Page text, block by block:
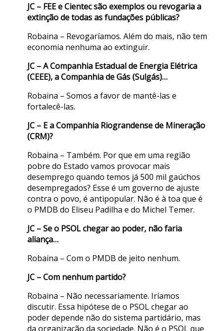
JC – FEE e Cientec são exemplos ou revogaria a
extinção de todas as fundações públicas?
Robaina – Revogaríamos. Além do mais, não tem
economia nenhuma ao extinguir.
JC – A Companhia Estadual de Energia Elétrica
(CEEE), a Companhia de Gás (Sulgás)…
Robaina – Somos a favor de mantê-las e
fortalecê-las.
JC – E a Companhia Riograndense de Mineração
(CRM)?
Robaina – Também. Por que em uma região
pobre do Estado vamos provocar mais
desemprego quando temos já 500 mil gaúchos
desempregados? Esse é um governo de ajuste
contra o povo, é antipopular. Não é à toa que é
o PMDB do Eliseu Padilha e do Michel Temer.
JC – Se o PSOL chegar ao poder, não faria
aliança…
Robaina – Com o PMDB de jeito nenhum.
JC – Com nenhum partido?
Robaina – Não necessariamente. Iríamos
discutir. Essa hipótese de o PSOL chegar ao
poder depende não do sistema partidário, mas
da organização da sociedade. Não é o PSOL que